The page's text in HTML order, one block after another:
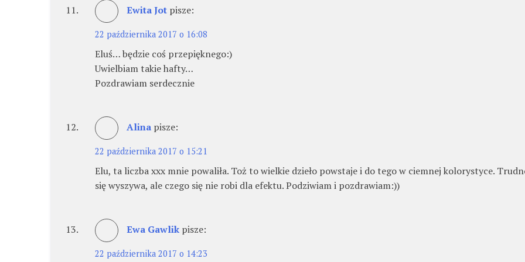
Ewita Jot pisze:
22 października 2017 o 16:08
Eluś… będzie coś przepięknego:)
Uwielbiam takie hafty…
Pozdrawiam serdecznie
Alina pisze:
22 października 2017 o 15:21
Elu, ta liczba xxx mnie powaliła. Toż to wielkie dzieło powstaje i do tego w ciemnej kolorystyce.
się wyszywa, ale czego się nie robi dla efektu. Podziwiam i pozdrawiam:))
Ewa Gawlik pisze:
22 października 2017 o 14:23